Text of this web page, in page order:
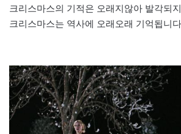
크리스마스의 기적은 오래지않아 발각되
크리스마스는 역사에 오래오래 기억됩니